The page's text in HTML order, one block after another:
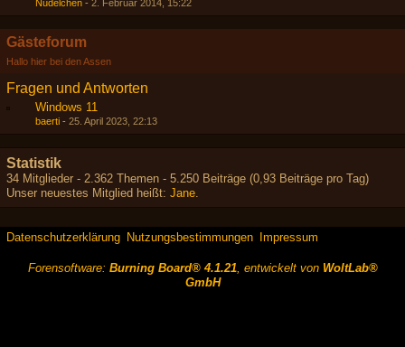
Nudelchen - 2. Februar 2014, 15:22
Gästeforum
Hallo hier bei den Assen
Fragen und Antworten
Windows 11
baerti - 25. April 2023, 22:13
Statistik
34 Mitglieder - 2.362 Themen - 5.250 Beiträge (0,93 Beiträge pro Tag)
Unser neuestes Mitglied heißt: Jane.
Datenschutzerklärung Nutzungsbestimmungen Impressum
Forensoftware: Burning Board® 4.1.21, entwickelt von WoltLab®
GmbH